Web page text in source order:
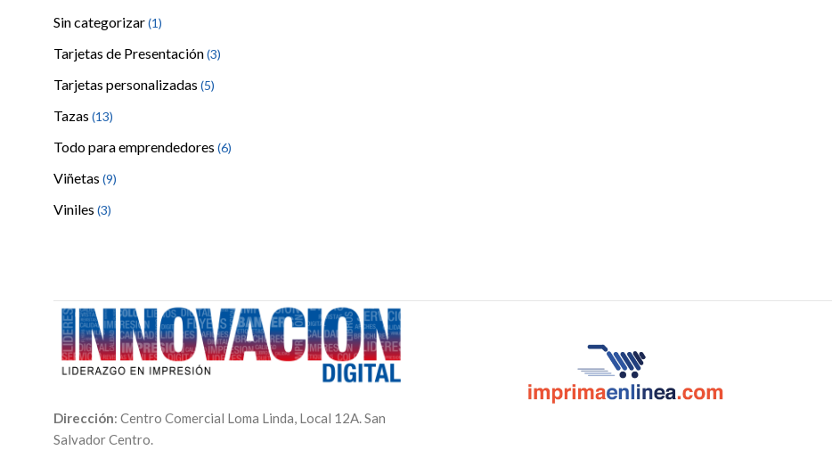
Sin categorizar(1)
Tarjetas de Presentación(3)
Tarjetas personalizadas (5)
Tazas (13)
Todo para emprendedores (6)
Viñetas (9)
Viniles (3)
Dirección: Centro Comercial Loma Linda, Local 12A. San
Salvador Centro.